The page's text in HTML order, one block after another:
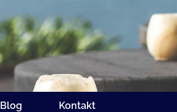
Blog Kontakt